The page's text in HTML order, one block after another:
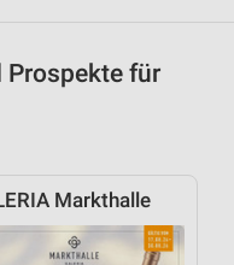
Prospekte für
Markthalle